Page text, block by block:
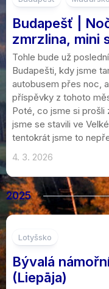
Budapešť |
zmrzlina, mini
Tohle bude už
Budapešti, kdy jsme
autobusem přes noc,
příspěvky z tohoto
Poté, co jsme si prošli
jsme se stavili ve
tentokrát jsme to
4. 3. 2026
2025
Lotyšsko
Bývalá
(Liepāja)